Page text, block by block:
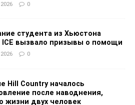
0
студента из Хьюстона
ICE вызвало призывы о помощи
0
Hill Country началось
после наводнения,
жизни двух человек